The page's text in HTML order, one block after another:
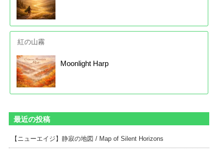
紅の山霧
Moonlight Harp
最近の投稿
【ニューエイジ】静寂の地図 / Map of Silent Horizons